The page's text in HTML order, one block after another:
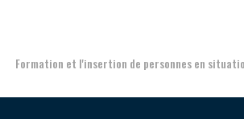
Formation et l'insertion de personnes en